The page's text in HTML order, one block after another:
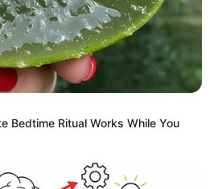
Bedtime Ritual Works While You